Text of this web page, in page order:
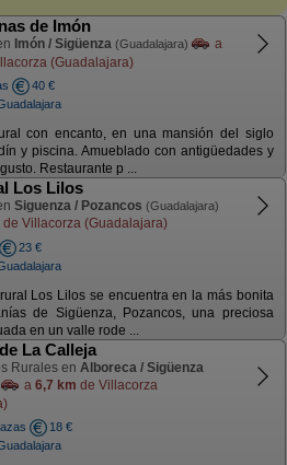
de Imón
Imón / Sigüenza (Guadalajara)
a
(Guadalajara)
40 €
con encanto, en una mansión del siglo
y piscina. Amueblado con antigüedades y
Restaurante p ...
Los Lilos
Siguenza / Pozancos (Guadalajara)
de Villacorza (Guadalajara)
23 €
Los Lilos se encuentra en la más bonita
de Sigüenza, Pozancos, una preciosa
en un valle rode ...
La Calleja
Rurales en Alboreca / Sigüenza
a 6,7 km de Villacorza
18 €